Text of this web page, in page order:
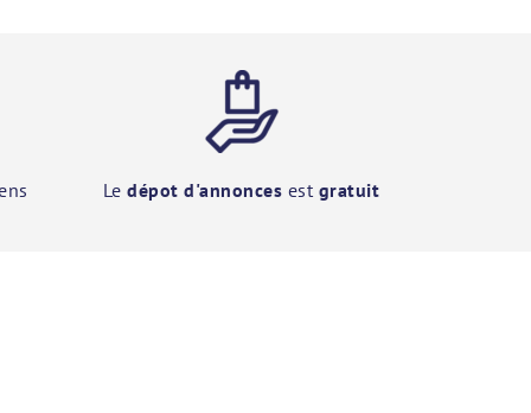
Ledépot d'annonces est gratuit